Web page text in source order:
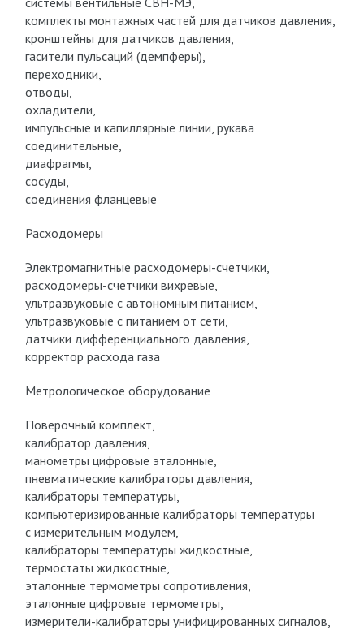
комплекты монтажных частей для датчиков давления,
кронштейны для датчиков давления,
гасители пульсаций (демпферы),
переходники,
отводы,
охладители,
импульсные и капиллярные линии, рукава
соединительные,
диафрагмы,
сосуды,
соединения фланцевые
Расходомеры
Электромагнитные расходомеры-счетчики,
расходомеры-счетчики вихревые,
ультразвуковые с автономным питанием,
ультразвуковые с питанием от сети,
датчики дифференциального давления,
корректор расхода газа
Метрологическое оборудование
Поверочный комплект,
калибратор давления,
манометры цифровые эталонные,
пневматические калибраторы давления,
калибраторы температуры,
компьютеризированные калибраторы температуры
с измерительным модулем,
калибраторы температуры жидкостные,
термостаты жидкостные,
эталонные термометры сопротивления,
эталонные цифровые термометры,
измерители-калибраторы унифицированных сигналов,